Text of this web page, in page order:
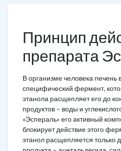
Принцип
препарата
В организме человека печень
специфический фермент,
этанола расщепляет его до
продуктов – воды и
«Эспераль» его активный
блокирует действие этого
этанол расщепляется только